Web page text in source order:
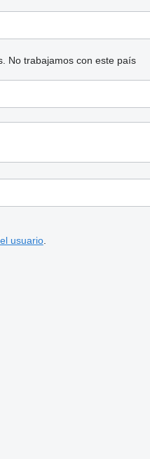
No trabajamos con este país
usuario.